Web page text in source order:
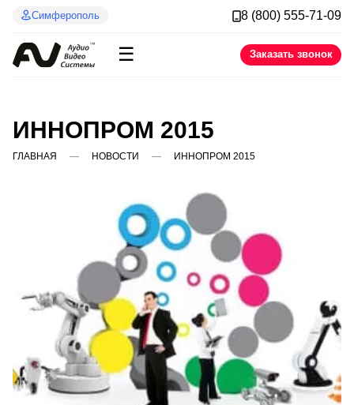
Симферополь 8 (800) 555-71-09
☰ Заказать звонок
ИННОПРОМ 2015
ГЛАВНАЯ НОВОСТИ ИННОПРОМ 2015